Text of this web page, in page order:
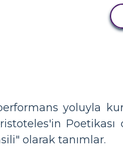
yoluyla
Poetikası
olarak tanımlar.